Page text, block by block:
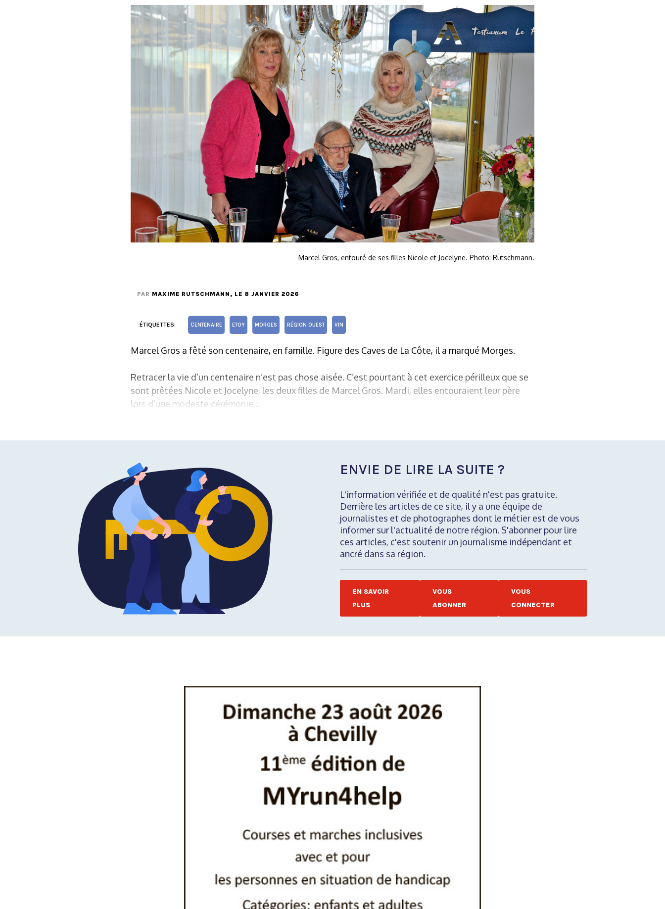
Marcel Gros, entouré de ses filles Nicole et Jocelyne. Photo: Rutschmann.
PAR MAXIME RUTSCHMANN , LE 8 JANVIER 2026
ÉTIQUETTES: CENTENAIRE ETOY MORGES RÉGION OUEST VIN
Marcel Gros a fêté son centenaire, en famille. Figure des Caves de La Côte, il a marqué Morges.
Retracer la vie d’un centenaire n’est pas chose aisée. C’est pourtant à cet exercice périlleux que se
sont prêtées Nicole et Jocelyne, les deux filles de Marcel Gros. Mardi, elles entouraient leur père
lors d’une modeste cérémonie...
ENVIE DE LIRE LA SUITE ?
L'information vérifiée et de qualité n'est pas gratuite.
Derrière les articles de ce site, il y a une équipe de
journalistes et de photographes dont le métier est de vous
informer sur l'actualité de notre région. S'abonner pour lire
ces articles, c'est soutenir un journalisme indépendant et
ancré dans sa région.
EN SAVOIR
PLUS
VOUS
ABONNER
VOUS
CONNECTER